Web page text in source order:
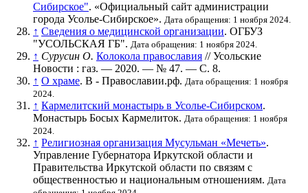
Сибирское". «Официальный сайт администрации
города Усолье-Сибирское». Дата обращения: 1 ноября 2024.
↑ Сведения о медицинской организации. ОГБУЗ
"УСОЛЬСКАЯ ГБ". Дата обращения: 1 ноября 2024.
↑ Сурусин О. Колокола православия // Усольские
Новости : газ. — 2020. — № 47. — С. 8.
↑ О храме. В - Православии.рф. Дата обращения: 1 ноября
2024.
↑ Кармелитский монастырь в Усолье-Сибирском.
Монастырь Босых Кармелиток. Дата обращения: 1 ноября
2024.
↑ Религиозная организация Мусульман «Мечеть».
Управление Губернатора Иркутской области и
Правительства Иркутской области по связям с
общественностью и национальным отношениям. Дата